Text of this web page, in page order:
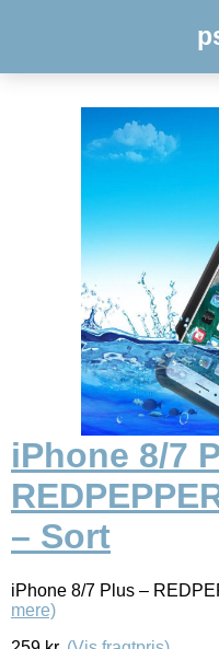
iPhone 8/7
– Sort
iPhone 8/7 Plus –
mere)